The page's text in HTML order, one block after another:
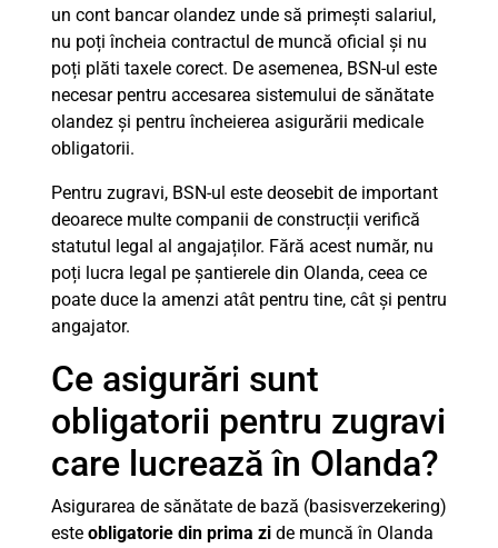
un cont bancar olandez unde să primești salariul,
nu poți încheia contractul de muncă oficial și nu
poți plăti taxele corect. De asemenea, BSN-ul este
necesar pentru accesarea sistemului de sănătate
olandez și pentru încheierea asigurării medicale
obligatorii.
Pentru zugravi, BSN-ul este deosebit de important
deoarece multe companii de construcții verifică
statutul legal al angajaților. Fără acest număr, nu
poți lucra legal pe șantierele din Olanda, ceea ce
poate duce la amenzi atât pentru tine, cât și pentru
angajator.
Ce asigurări sunt
obligatorii pentru zugravi
care lucrează în Olanda?
Asigurarea de sănătate de bază (basisverzekering)
este obligatorie din prima zi de muncă în Olanda